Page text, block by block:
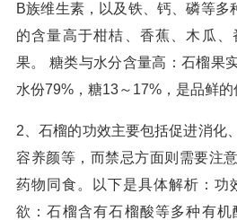
B族维生素，以及铁、钙、磷等多
的含量高于柑桔、香蕉、木瓜
果。 糖类与水分含量高：石榴果
水份79%，糖13～17%，是品鲜的
2、石榴的功效主要包括促进消化
容养颜等，而禁忌方面则需要注
药物同食。以下是具体解析：功
欲：石榴含有石榴酸等多种有